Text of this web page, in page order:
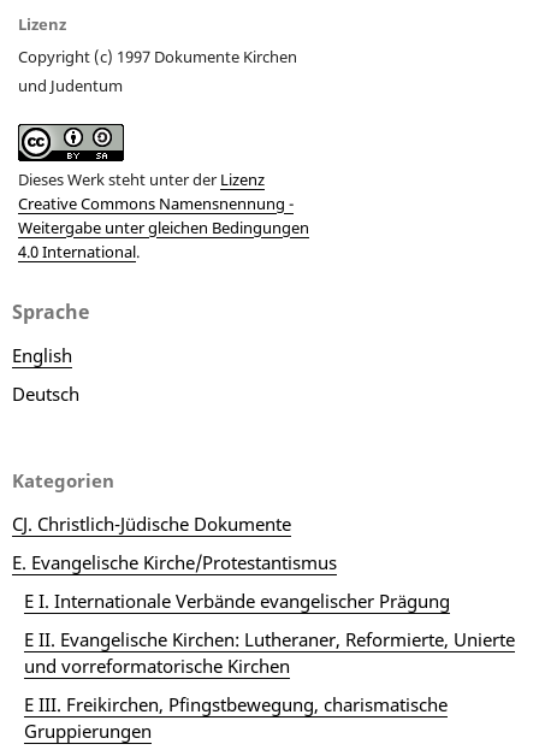
Lizenz
Copyright (c) 1997 Dokumente Kirchen
und Judentum
Dieses Werk steht unter der Lizenz
Creative Commons Namensnennung -
Weitergabe unter gleichen Bedingungen
4.0 International.
Sprache
English
Deutsch
Kategorien
CJ. Christlich-Jüdische Dokumente
E. Evangelische Kirche/Protestantismus
E I. Internationale Verbände evangelischer Prägung
E II. Evangelische Kirchen: Lutheraner, Reformierte, Unierte
und vorreformatorische Kirchen
E III. Freikirchen, Pfingstbewegung, charismatische
Gruppierungen